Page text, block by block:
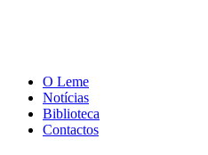
O Leme
Notícias
Biblioteca
Contactos